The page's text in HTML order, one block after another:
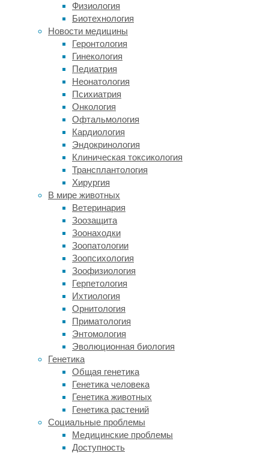
Физиология
Биотехнология
Новости медицины
Геронтология
Гинекология
Педиатрия
Неонатология
Психиатрия
Онкология
Офтальмология
Кардиология
Эндокринология
Клиническая токсикология
Трансплантология
Хирургия
В мире животных
Ветеринария
Зоозащита
Зоонаходки
Зоопатологии
Зоопсихология
Зоофизиология
Герпетология
Ихтиология
Орнитология
Приматология
Энтомология
Эволюционная биология
Генетика
Общая генетика
Генетика человека
Генетика животных
Генетика растений
Социальные проблемы
Медицинские проблемы
Доступность
этом
постоянные
пессимистичные
настроения
могут
быть
признаком
психических
расстройств:
тревожного,
большого
депрессивного
обсессивно-
компульсивного.
Они,
основном,
носят
иррациональный
характер
слабо
поддаются
самостоятельному
лечению;
повышенная
тревожность
и
непрекращающиеся
негативные
мысли
повод
обратиться